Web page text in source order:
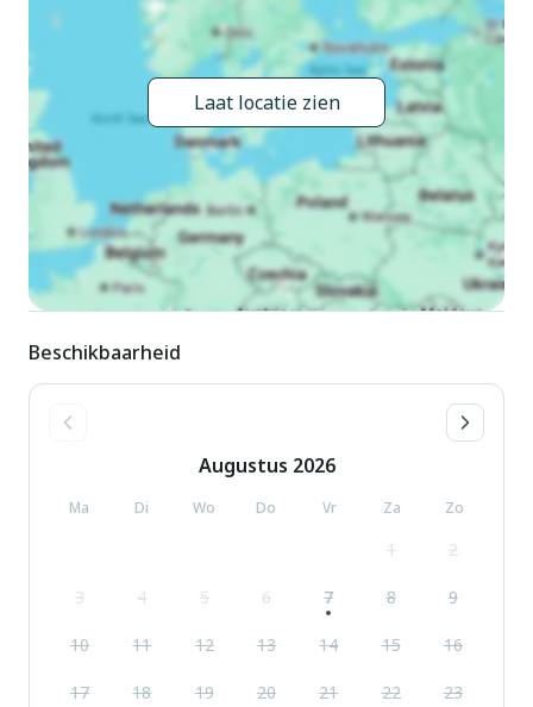
openluchtzwembad (8 x 4 m, seizoensgebonden
beschikbaarheid: 01.Apr. - 30.Sep.). Barbecue. In het huis:
salon, fitnessruimte, centrale verwarming, wasmachine (voor
medegebruik), verwarming alleen beschikbaar van 14.Okt. -
26.Apr.. Ontbijt op verzoek (extra). Parkeerplaats bij het huis.
Winkel, restaurant, bushalte 400 m, kiezelstrand "Torrente
Arzino" 2 km. Attracties in de buurt: Le Grotte di Pradis 9 km.
De eigenaar woont in hetzelfde huis. Dieren in de buurt.
Laat locatie zien
Beschikbaarheid
Augustus 2026
Ma Di Wo Do Vr Za Zo
1 2
3 4 5 6 7 8 9
10 11 12 13 14 15 16
17 18 19 20 21 22 23